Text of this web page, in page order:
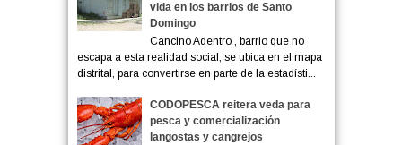
vida en los barrios de Santo
Domingo
Cancino Adentro , barrio que no
escapa a esta realidad social, se ubica en el mapa
distrital, para convertirse en parte de la estadísti...
CODOPESCA reitera veda para
pesca y comercialización
langostas y cangrejos